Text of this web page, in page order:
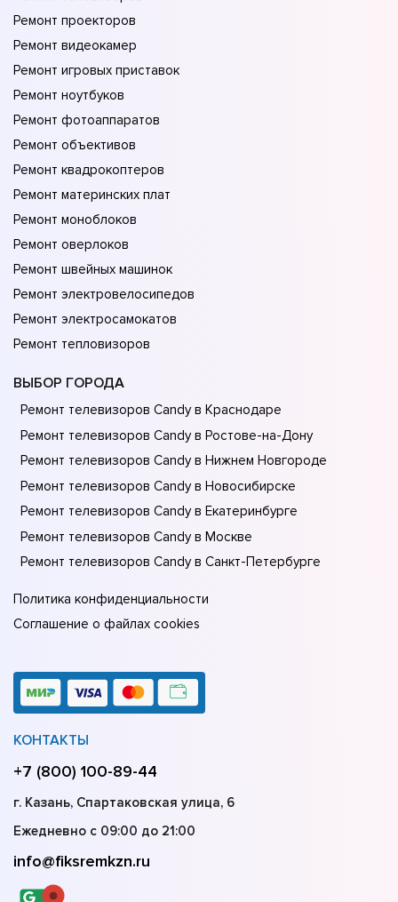
Ремонт проекторов
Ремонт видеокамер
Ремонт игровых приставок
Ремонт ноутбуков
Ремонт фотоаппаратов
Ремонт объективов
Ремонт квадрокоптеров
Ремонт материнских плат
Ремонт моноблоков
Ремонт оверлоков
Ремонт швейных машинок
Ремонт электровелосипедов
Ремонт электросамокатов
Ремонт тепловизоров
ВЫБОР ГОРОДА
Ремонт телевизоров Candy в Краснодаре
Ремонт телевизоров Candy в Ростове-на-Донy
Ремонт телевизоров Candy в Нижнем Новгороде
Ремонт телевизоров Candy в Новосибирске
Ремонт телевизоров Candy в Екатеринбурге
Ремонт телевизоров Candy в Москве
Ремонт телевизоров Candy в Санкт-Петербурге
Политика конфиденциальности
Соглашение о файлах cookies
КОНТАКТЫ
+7 (800) 100-89-44
г. Казань, Спартаковская улица, 6
Ежедневно с 09:00 до 21:00
info@fiksremkzn.ru